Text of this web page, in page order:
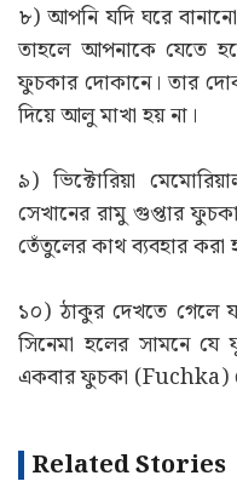
৮) আপনি যদি ঘরে
তাহলে আপনাকে যেতে
ফুচকার দোকানে। তার
দিয়ে আলু মাখা হয় না।
৯) ভিক্টোরিয়া
সেখানের রামু গুপ্তার
তেঁতুলের কাথ ব্যবহার করা
১০) ঠাকুর দেখতে গেলে
সিনেমা হলের সামনে যে
একবার ফুচকা (Fuchka)
Related Stories